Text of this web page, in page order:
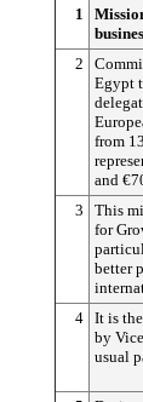
1
2
Egypt
from
and
3
This
for
better
4 It is
by
usual